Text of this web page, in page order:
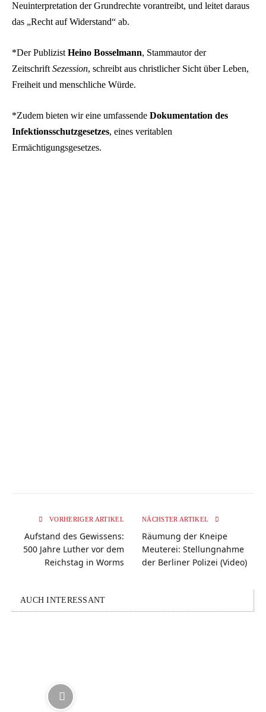
Neuinterpretation der Grundrechte vorantreibt, und leitet daraus
das „Recht auf Widerstand“ ab.
*Der Publizist Heino Bosselmann, Stammautor der
Zeitschrift Sezession, schreibt aus christlicher Sicht über Leben,
Freiheit und menschliche Würde.
*Zudem bieten wir eine umfassende Dokumentation des
Infektionsschutzgesetzes, eines veritablen
Ermächtigungsgesetzes.
VORHERIGER ARTIKEL
Aufstand des Gewissens:
500 Jahre Luther vor dem
Reichstag in Worms
NÄCHSTER ARTIKEL
Räumung der Kneipe
Meuterei: Stellungnahme
der Berliner Polizei (Video)
AUCH INTERESSANT